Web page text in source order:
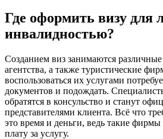
Где оформить визу для
инвалидностью?
Созданием виз занимаются
агентства, а также туристические
воспользоваться их услугами
документов и подождать.
обратятся в консульство и станут
представителями клиента. Всё что
это время и деньги, ведь такие
плату за услугу.